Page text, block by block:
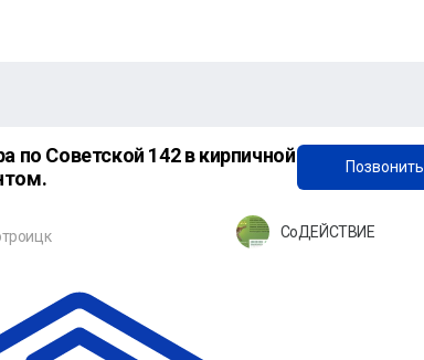
+7 (906) 839-21-10
по Советской 142 в кирпичной
Позвонить
СоДЕЙСТВИЕ